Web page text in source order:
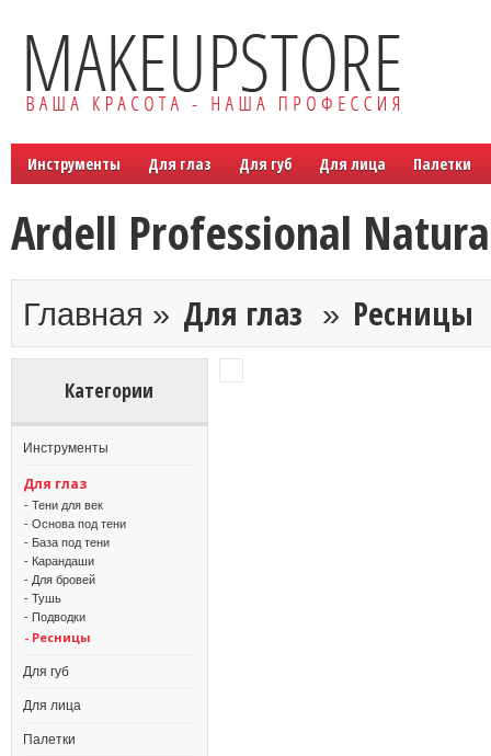
Инструменты Для глаз Для губ Для лица Палетки
Ardell Professional
Главная » Для глаз » Ресницы
Категории
Инструменты
Для глаз
- Тени для век
- Основа под тени
- База под тени
- Карандаши
- Для бровей
- Тушь
- Подводки
- Ресницы
Для губ
Для лица
Палетки